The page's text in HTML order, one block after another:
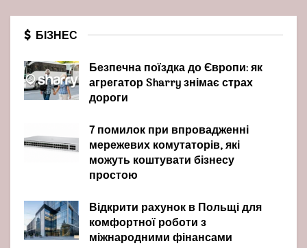
БІЗНЕС
Безпечна поїздка до Європи: як
агрегатор Sharry знімає страх
дороги
7 помилок при впровадженні
мережевих комутаторів, які
можуть коштувати бізнесу
простою
Відкрити рахунок в Польщі для
комфортної роботи з
міжнародними фінансами